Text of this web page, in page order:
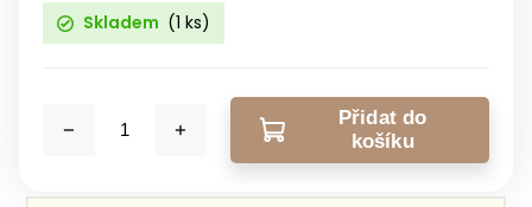
Skladem (1 ks)
Přidat do
košíku